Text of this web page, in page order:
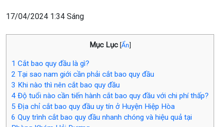
17/04/2024 1:34 Sáng
Mục Lục [Ẩn]
1 Cắt bao quy đầu là gì?
2 Tại sao nam giới cần phải cắt bao quy đầu
3 Khi nào thì nên cắt bao quy đầu
4 Độ tuổi nào cần tiến hành cắt bao quy đầu với chi phí thấp?
5 Địa chỉ cắt bao quy đầu uy tín ở Huyện Hiệp Hòa
6 Quy trình cắt bao quy đầu nhanh chóng và hiệu quả tại